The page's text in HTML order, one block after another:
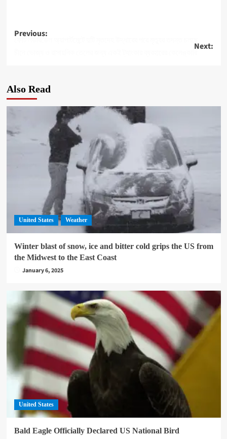
Post
Previous:
ফোর্ট লডারডেল অ্যাপার্টমেন্টে দুটি মৃতদেহ উদ্ধারের পরে মৃত্যুর তদন্ত চলছে
Next:
Also Read
United States Weather
Winter blast of snow, ice and bitter cold grips the US from
the Midwest to the East Coast
January 6, 2025
United States
Bald Eagle Officially Declared US National Bird